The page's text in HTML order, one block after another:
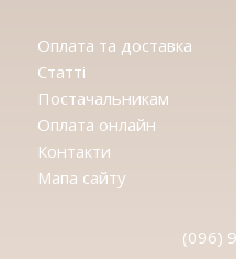
Оплата та доставка
Статтi
Постачальникам
Оплата онлайн
Контакти
Мапа сайту
(096)